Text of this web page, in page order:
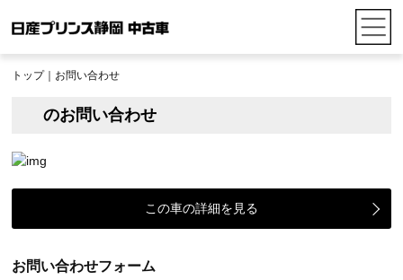
トップ｜お問い合わせ
のお問い合わせ
この車の詳細を見る
お問い合わせフォーム